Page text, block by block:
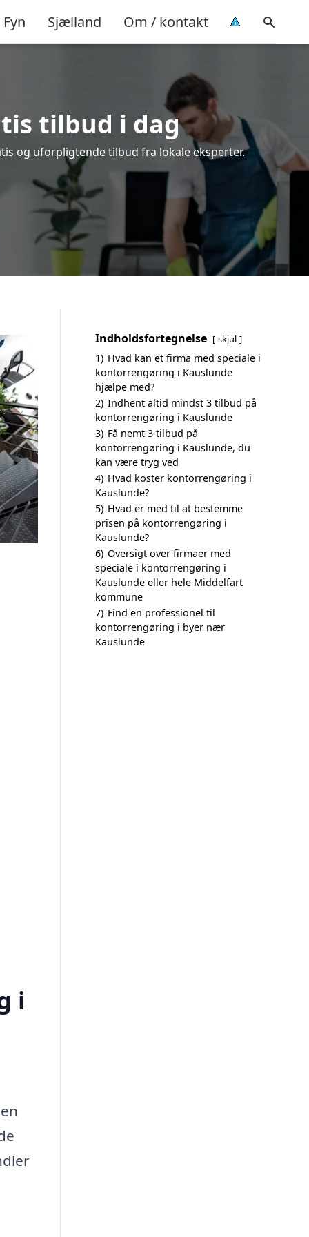
Fyn Sjælland Om / kontakt
tilbud i dag
og uforpligtende tilbud fra lokale eksperter.
i
Indholdsfortegnelse skjul
1) Hvad kan et firma med speciale i
kontorrengøring i Kauslunde
hjælpe med?
2) Indhent altid mindst 3 tilbud på
kontorrengøring i Kauslunde
3) Få nemt 3 tilbud på
kontorrengøring i Kauslunde, du
kan være tryg ved
4) Hvad koster kontorrengøring i
Kauslunde?
5) Hvad er med til at bestemme
prisen på kontorrengøring i
Kauslunde?
6) Oversigt over firmaer med
speciale i kontorrengøring i
Kauslunde eller hele Middelfart
kommune
7) Find en professionel til
kontorrengøring i byer nær
Kauslunde